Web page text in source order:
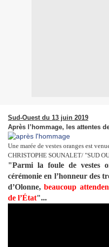
Sud-Ouest du 13 juin 2019
Après l’hommage, les attentes
Une marée de vestes oranges est
CHRISTOPHE SOUNALET/ "SUD
"Parmi la foule de vestes
cérémonie en l’honneur des
d’Olonne,beaucoup
de l’État"...